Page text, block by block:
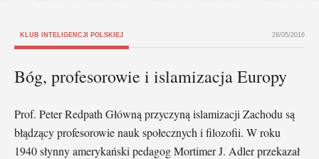
KLUB INTELIGENCJI POLSKIEJ 28/05/2016
Bóg, profesorowie i islamizacja Europy
Prof. Peter Redpath Główną przyczyną islamizacji Zachodu są
błądzący profesorowie nauk społecznych i filozofii. W roku
1940 słynny amerykański pedagog Mortimer J. Adler przekazał